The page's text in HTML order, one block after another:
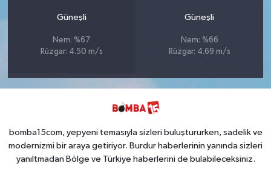
Güneşli
Nem: %67
Rüzgar: 4.50 m/s
Güneşli
Nem: %66
Rüzgar: 4.69 m/s
bomba15com, yepyeni temasıyla sizleri buluştururken, sadelik ve
modernizmi bir araya getiriyor. Burdur haberlerinin yanında sizleri
yanıltmadan Bölge ve Türkiye haberlerini de bulabileceksiniz.